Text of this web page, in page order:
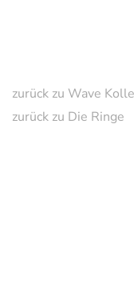
springen
zurück zu Wave
zurück zu Die Ringe